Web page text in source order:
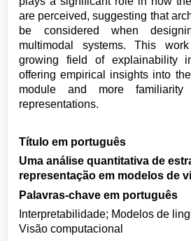
are perceived, suggesting that
be considered when
multimodal systems. This
growing field of explainability
offering empirical insights into
module and more
representations.
Título em português
Uma análise quantitativa de
representação em modelos de
Palavras-chave em português
Interpretabilidade; Modelos de
Visão computacional